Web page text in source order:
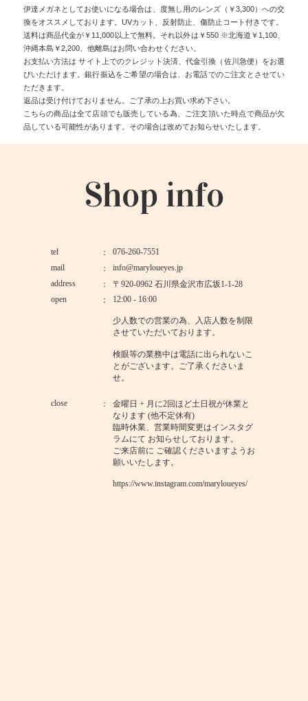
伊達メガネとしてお使いになる場合は、度無し用のレンズ（￥3,300）への交
換をオススメしております。UVカット、反射防止、傷防止コート付きです。
送料は商品代金が￥11,000以上で無料。それ以外は￥550 ※北海道￥1,100、
沖縄本島￥2,200、他離島はお問い合わせください。
お支払い方法は サイト上でのクレジット決済、代金引換（佐川急便）をお選
びいただけます。銀行振込をご希望の場合は、お電話でのご注文とさせてい
ただきます。
返品は受け付けておりません。ご了承の上お買い求め下さい。
こちらの商品は全て店頭でも販売している為、ご注文頂いた時点で商品が欠
品している可能性があります。その場合は改めてお知らせいたします。
Shop info
tel
076-260-7551
mail
info@maryloueyes.jp
address
〒920-0962 石川県金沢市広坂1-1-28
open
12:00 - 16:00
少人数での営業の為、入店人数を制限
させていただいております。
検眼等の業務中は電話に出られないこ
とがございます。ご了承くださいま
せ。
close
金曜日 + 月に2回ほど土日祝が休業と
なります (他不定休有)
臨時休業、営業時間変更はインスタグ
ラムにて お知らせしております。
ご来店前に ご確認くださいますようお
願いいたします。
https://www.instagram.com/maryloueyes/